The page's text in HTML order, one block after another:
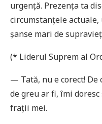
urgenţă. Prezenţa ta
circumstanţele
șanse mari de
(* Liderul Suprem al
— Tată, nu e corect! De
de greu ar fi, îmi
fraţii mei.